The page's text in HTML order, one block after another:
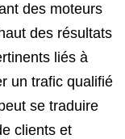
des moteurs
des résultats
liés à
un trafic qualifié
se traduire
clients et